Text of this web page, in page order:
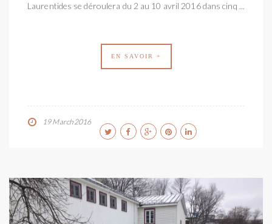
Laurentides se déroulera du 2 au 10 avril 2016 dans cinq ...
EN SAVOIR +
19 March 2016